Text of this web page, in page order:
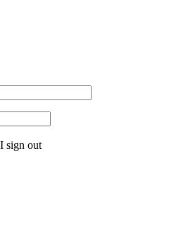
sign out